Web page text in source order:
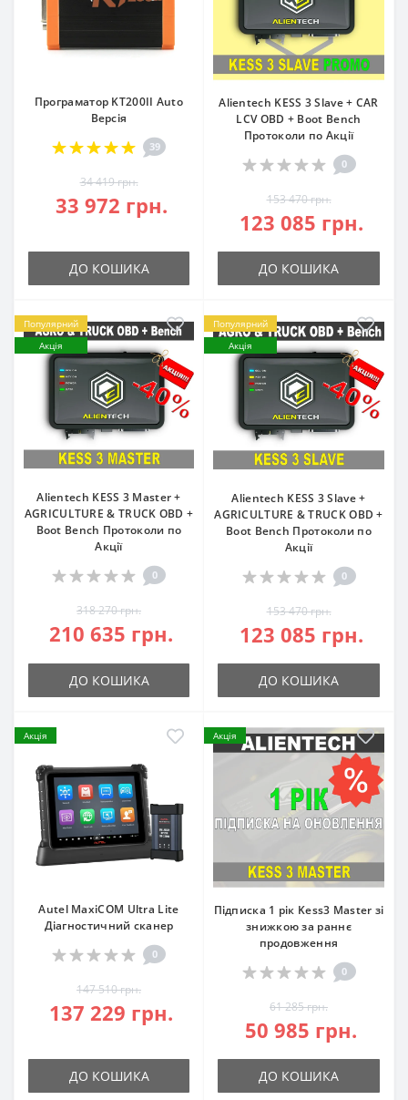
Програматор KT200II Auto
Версія
39
34 419 грн.
33 972 грн.
ДО КОШИКА
Alientech KESS 3 Slave + CAR
LCV OBD + Boot Bench
Протоколи по Акції
0
153 470 грн.
123 085 грн.
ДО КОШИКА
Популярний
Акція
Alientech KESS 3 Master +
AGRICULTURE & TRUCK OBD +
Boot Bench Протоколи по
Акції
0
318 270 грн.
210 635 грн.
ДО КОШИКА
Популярний
Акція
Alientech KESS 3 Slave +
AGRICULTURE & TRUCK OBD +
Boot Bench Протоколи по
Акції
0
153 470 грн.
123 085 грн.
ДО КОШИКА
Акція
Autel MaxiCOM Ultra Lite
Діагностичний сканер
0
147 510 грн.
137 229 грн.
ДО КОШИКА
Акція
Підписка 1 рік Kess3 Master зі
знижкою за раннє
продовження
0
61 285 грн.
50 985 грн.
ДО КОШИКА